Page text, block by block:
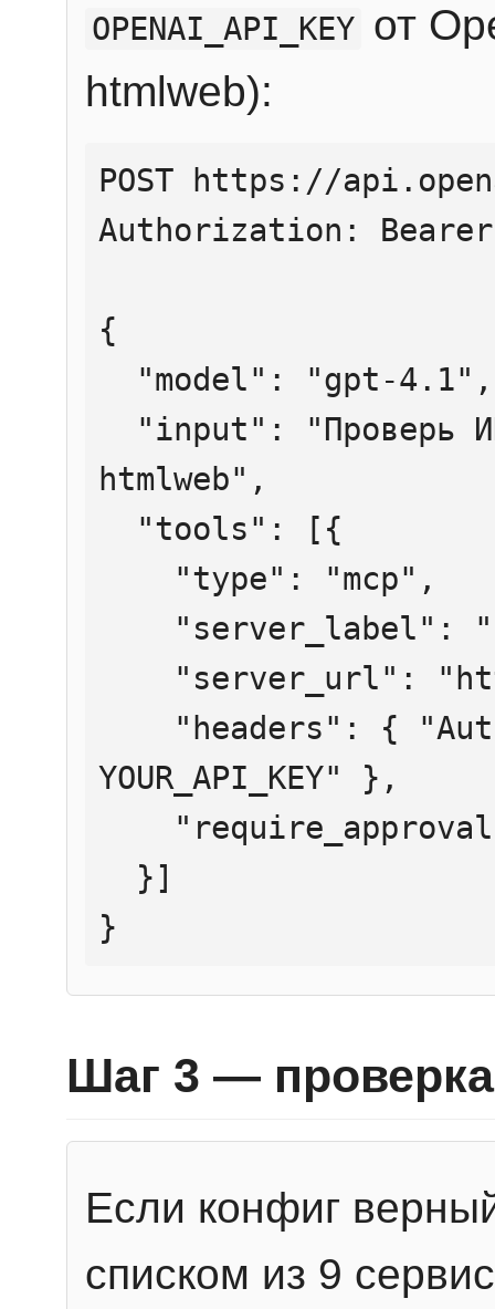
OPENAI_API_KEY от
htmlweb):
POST https://
Authorization:
{
htmlweb",
YOUR_API_KEY" },
}
Шаг 3 — проверка
Если конфиг
списком из 9